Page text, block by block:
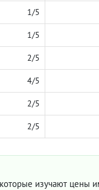
1/5
1/5
2/5
4/5
2/5
2/5
изучают цены